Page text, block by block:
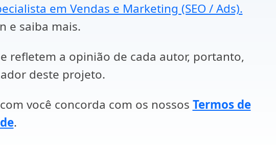
em Vendas e Marketing (SEO / Ads).
e saiba mais.
refletem a opinião de cada autor, portanto,
deste projeto.
você concorda com os nossos Termos de
.